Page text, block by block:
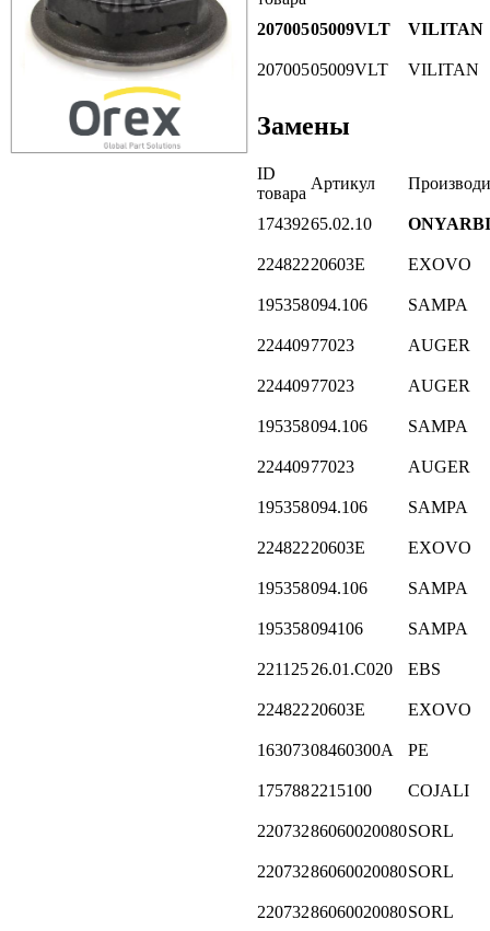
20700505009VLT VILITAN
20700505009VLT VILITAN
Замены
ID
товара
Артикул
17439265.02.10 ONYARBI
22482220603E EXOVO
195358094.106 SAMPA
22440977023 AUGER
22440977023 AUGER
195358094.106 SAMPA
22440977023 AUGER
195358094.106 SAMPA
22482220603E EXOVO
195358094.106 SAMPA
195358094106 SAMPA
22112526.01.C020 EBS
22482220603E EXOVO
16307308460300A PE
1757882215100 COJALI
22073286060020080SORL
22073286060020080SORL
22073286060020080SORL